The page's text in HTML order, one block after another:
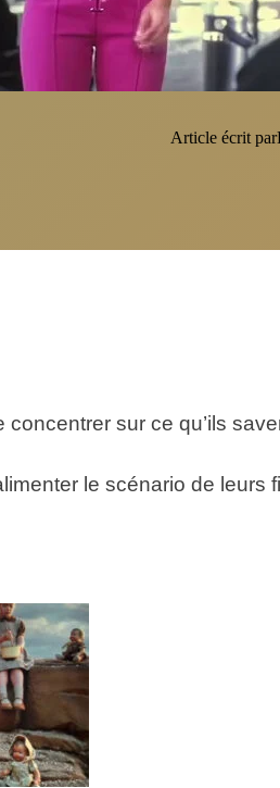
Article écrit par
sur ce qu’ils
le scénario de leurs